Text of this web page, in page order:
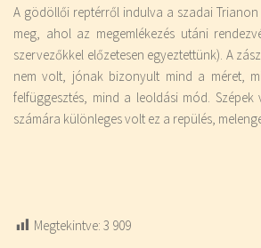
A gödöllői reptérről indulva a szadai
meg, ahol az megemlékezés utáni
szervezőkkel előzetesen egyeztettünk). A
nem volt, jónak bizonyult mind a méret,
felfüggesztés, mind a leoldási mód.
számára különleges volt ez a repülés,
Megtekintve: 3 909